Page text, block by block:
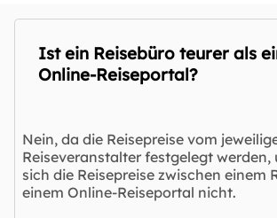
Ist ein Reisebüro teurer als
Online-Reiseportal?
Nein, da die Reisepreise vom
Reiseveranstalter festgelegt werden,
sich die Reisepreise zwischen einem
einem Online-Reiseportal nicht.